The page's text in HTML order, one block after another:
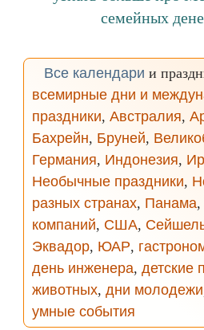
семейных
Все календари и
всемирные дни и
праздники, Австралия,
Бахрейн, Бруней,
Германия, Индонезия,
Необычные праздники,
разных странах, Панама,
компаний, США,
Эквадор, ЮАР,
день инженера, детские
животных, дни молодежи
умные события